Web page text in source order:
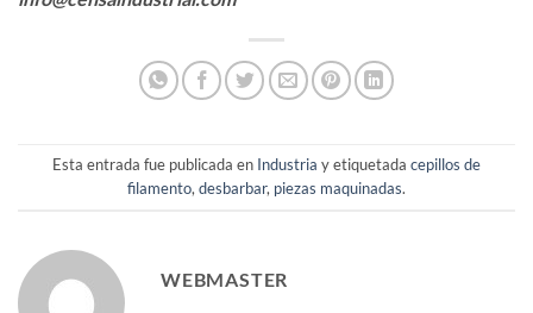
Esta entrada fue publicada en Industria y etiquetada cepillos de
filamento, desbarbar, piezas maquinadas.
WEBMASTER